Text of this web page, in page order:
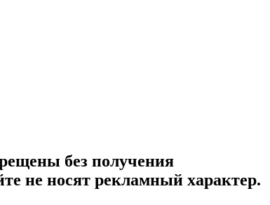
без получения
не носят рекламный характер.